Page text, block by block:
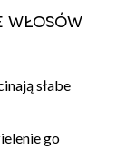
włosów
słabe
go